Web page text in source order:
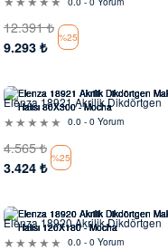
12.391₺
9.293 ₺
%25
Elenza 18921 Akrilik Dikdörtgen
Makine Halısı0.0 - 0 Yorum
4.565₺
3.424 ₺
%25
Elenza 18920 Akrilik Dikdörtgen
Makine Halısı0.0 - 0 Yorum